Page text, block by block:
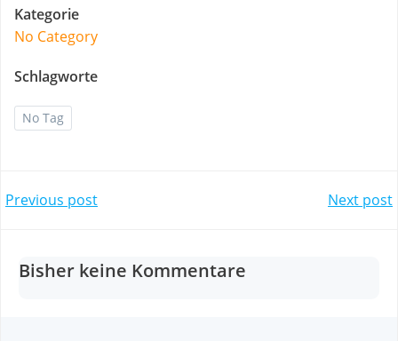
Kategorie
No Category
Schlagworte
No Tag
Post
navigation
Previous post
navigation
Next post
Bisher keine Kommentare